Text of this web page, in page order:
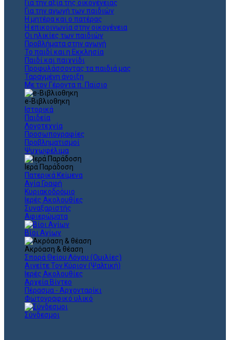
Για την αξία της οικογένειας
Για την αγωγή των παιδιών
Η μητέρα και ο πατέρας
Η επικοινωνία στην οικογένεια
Οι ηλικίες των παιδιών
Προβλήματα στην αγωγή
Το παιδί και η Εκκλησία
Παιδί και παιχνίδι
Προφυλάσσοντας τα παιδιά μας
Ταραγμένη άνοιξη
Με τον Γέροντα π. Παϊσιο
e-Βιβλιοθηκη
Ιστορικά
Παιδεία
Λογοτεχνία
Προσωπογραφίες
Προβληματισμοί
Ψυχωφέλιμα
Ιερά Παράδοση
Πατερικά Κείμενα
Αγία Γραφή
Κυριακοδρόμιο
Ιερές Ακολουθίες
Συναξαριστής
Αφιερώματα
Βίοι Αγίων
Ακρόαση & θέαση
Σπορά Θείου Λόγου (Ομιλίες)
Αινείτε Τον Κύριον (Ψαλτική)
Ιερές Ακολουθίες
Αρχεία Βίντεο
Πέρασμα - Αρχονταρίκι
Φωτογραφικό υλικό
Σύνδεσμοι